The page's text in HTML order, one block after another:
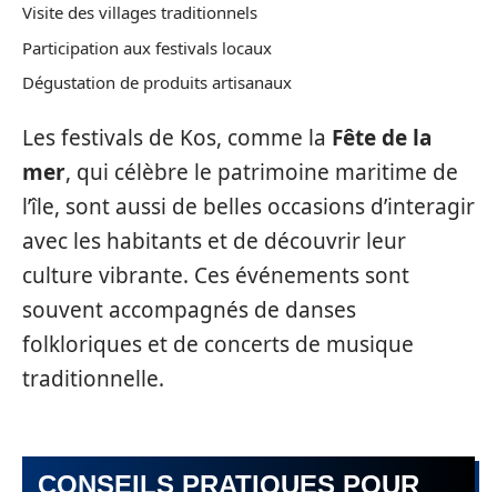
Visite des villages traditionnels
Participation aux festivals locaux
Dégustation de produits artisanaux
Les festivals de Kos, comme la Fête de la
mer, qui célèbre le patrimoine maritime de
l’île, sont aussi de belles occasions d’interagir
avec les habitants et de découvrir leur
culture vibrante. Ces événements sont
souvent accompagnés de danses
folkloriques et de concerts de musique
traditionnelle.
CONSEILS PRATIQUES POUR